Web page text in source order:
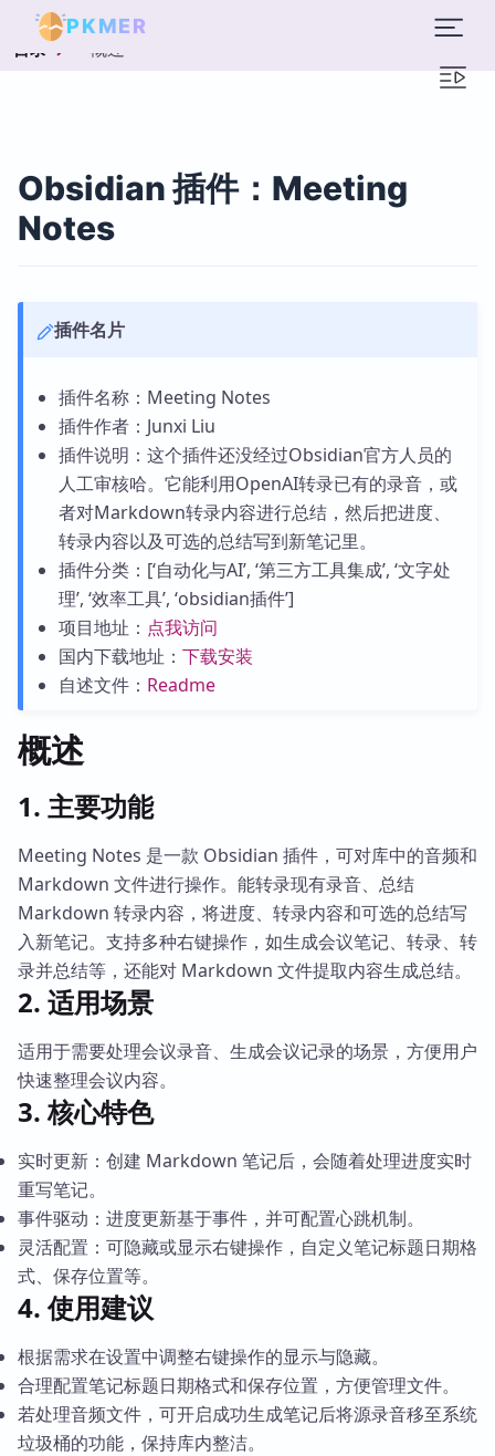
PKMER
目录 概述
Obsidian 插件：Meeting
Notes
插件名片
插件名称：Meeting Notes
插件作者：Junxi Liu
插件说明：这个插件还没经过Obsidian官方人员的
人工审核哈。它能利用OpenAI转录已有的录音，或
者对Markdown转录内容进行总结，然后把进度、
转录内容以及可选的总结写到新笔记里。
插件分类：[‘自动化与AI’, ‘第三方工具集成’, ‘文字处
理’, ‘效率工具’, ‘obsidian插件’]
项目地址： 点我访问
国内下载地址： 下载安装
自述文件： Readme
概述
1. 主要功能
Meeting Notes 是一款 Obsidian 插件，可对库中的音频和
Markdown 文件进行操作。能转录现有录音、总结
Markdown 转录内容，将进度、转录内容和可选的总结写
入新笔记。支持多种右键操作，如生成会议笔记、转录、转
录并总结等，还能对 Markdown 文件提取内容生成总结。
2. 适用场景
适用于需要处理会议录音、生成会议记录的场景，方便用户
快速整理会议内容。
3. 核心特色
实时更新：创建 Markdown 笔记后，会随着处理进度实时
重写笔记。
事件驱动：进度更新基于事件，并可配置心跳机制。
灵活配置：可隐藏或显示右键操作，自定义笔记标题日期格
式、保存位置等。
4. 使用建议
根据需求在设置中调整右键操作的显示与隐藏。
合理配置笔记标题日期格式和保存位置，方便管理文件。
若处理音频文件，可开启成功生成笔记后将源录音移至系统
垃圾桶的功能，保持库内整洁。